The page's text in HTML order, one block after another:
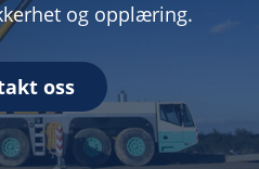
og opplæring.
oss